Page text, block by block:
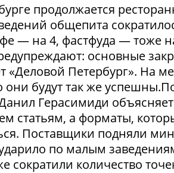
продолжается
общепита
— на 4, фастфуда — тоже
основные
«Деловой Петербург». На
они будут так же
Герасимиди
статьям, а форматы,
Поставщики подняли
по малым
сократили количество